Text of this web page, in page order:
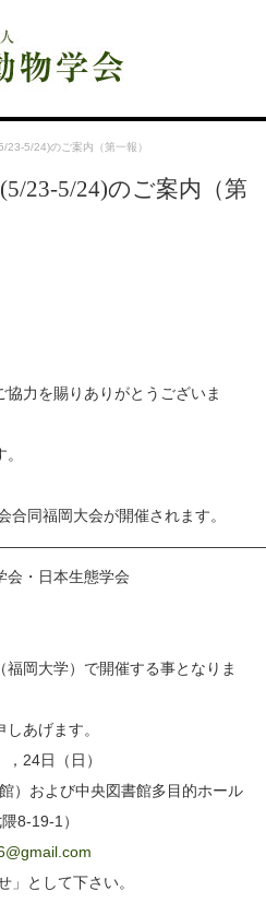
23-5/24)のご案内（第一報）
23-5/24)のご案内（第
力を賜りありがとうございま
同福岡大会が開催されます。
会・日本生態学会
岡大学）で開催する事となりま
あげます。
24日（日）
）および中央図書館多目的ホール
8-19-1）
」として下さい。